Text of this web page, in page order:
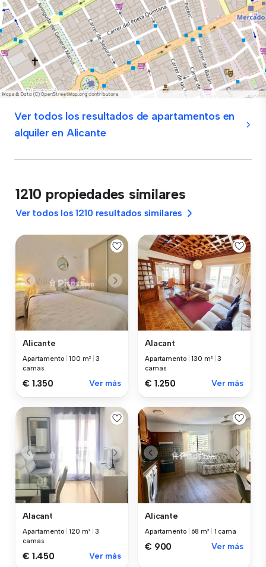
Ver todos los resultados de apartamentos en
alquiler en Alicante
1210 propiedades similares
Ver todos los 1210 resultados similares
Alicante
Apartamento |100 m² |3
camas
€ 1.350 Ver más
Alacant
Apartamento |130 m² |3
camas
€ 1.250 Ver más
Alacant
Apartamento |120 m² |3
camas
€ 1.450 Ver más
Alicante
Apartamento 68 m² 1 cama
€ 900 Ver más